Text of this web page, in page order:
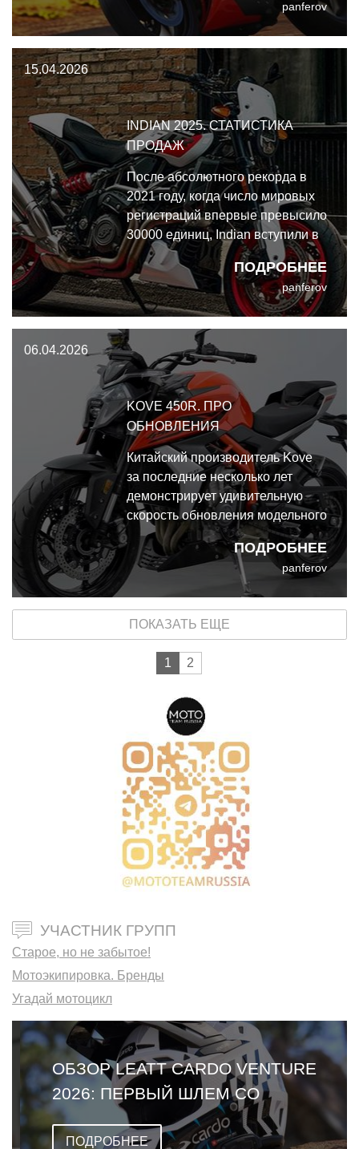
panferov
15.04.2026
INDIAN 2025. СТАТИСТИКА
ПРОДАЖ
ПОДРОБНЕЕ
После абсолютного рекорда в
2021 году, когда число мировых
регистраций впервые превысило
30000 единиц, Indian вступили в
четырёхлетний спад. К 2025 году
количество регистраций упало
до 24421 единицы.
panferov
06.04.2026
KOVE 450R. ПРО
ОБНОВЛЕНИЯ
ПОДРОБНЕЕ
Китайский производитель Kove
за последние несколько лет
демонстрирует удивительную
скорость обновления модельного
ряда. Его нейкед 450R всего
через два года после дебюта
получит совершенно новыйpanferov
ПОКАЗАТЬ ЕЩЕ
1 2
УЧАСТНИК ГРУПП
Старое, но не забытое!
Мотоэкипировка. Бренды
Угадай мотоцикл
ОБЗОР LEATT CARDO VENTURE
2026: ПЕРВЫЙ ШЛЕМ СО
ВСТРОЕННОЙ ГАРНИТУРОЙ
ПОДРОБНЕЕ